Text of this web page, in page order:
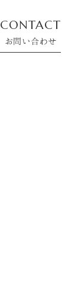
CONTACT
お問い合わせ